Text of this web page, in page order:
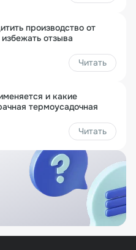
производство от
отзыва
Читать
и какие
термоусадочная
Читать